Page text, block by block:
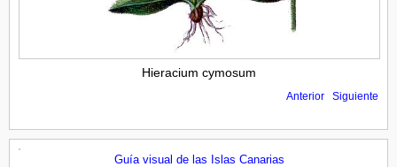
Hieracium cymosum
Anterior Siguiente
Guía visual de las Islas Canarias